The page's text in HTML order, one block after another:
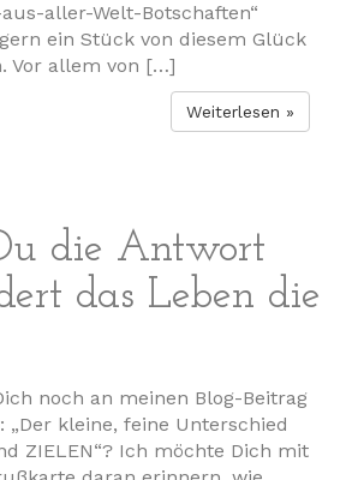
aller-Welt-Botschaften“
ein Stück von diesem Glück
Vor allem von […]
Weiterlesen »
die Antwort
das Leben die
noch an meinen Blog-Beitrag
„Der kleine, feine Unterschied
ZIELEN“? Ich möchte Dich mit